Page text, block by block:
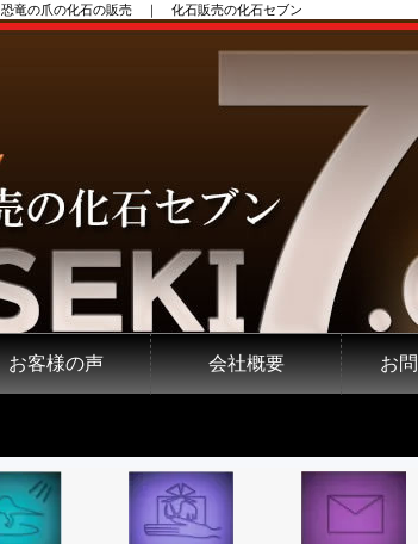
恐竜の爪の化石の販売 ｜ 化石販売の化石セブン
お客様の声 会社概要 お